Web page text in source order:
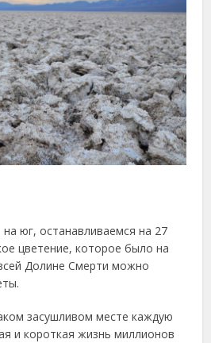
юг, останавливаемся на 27
цветение, которое было на
Долине Смерти можно
засушливом месте каждую
и короткая жизнь миллионов